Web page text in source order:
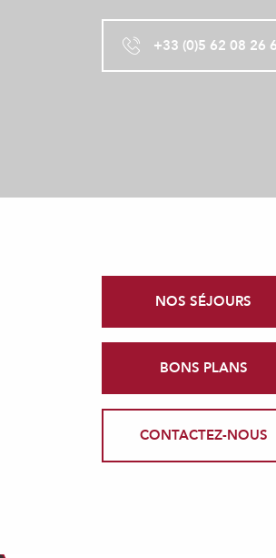
+33 (0)5 62 08 26
NOS SÉJOURS
BONS PLANS
CONTACTEZ-NOUS